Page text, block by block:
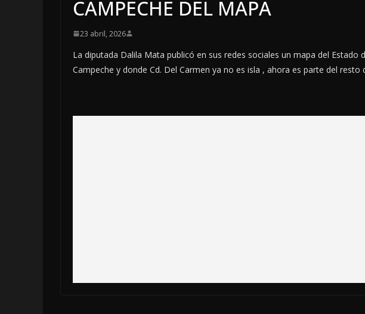
CAMPECHE DEL MAPA
23 abril, 2026
La diputada Dalila Mata publicó en sus redes sociales un mapa del Estado
Campeche y donde Cd. Del Carmen ya no es isla , ahora es parte del resto